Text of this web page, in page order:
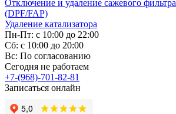
Отключение и удаление сажевого фильтра
(DPF/FAP)
Удаление катализатора
Пн-Пт: с 10:00 до 22:00
Сб: с 10:00 до 20:00
Вс: По согласованию
Сегодня не работаем
+7-(968)-701-82-81
Записаться онлайн